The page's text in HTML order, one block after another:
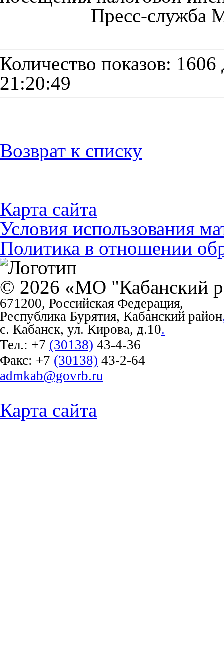
Пресс-
Количество показов: 1606
21:20:49
Возврат к списку
Карта сайта
Условия использования
Политика в отношении
© 2026 «МО "Кабанский
671200, Российская Федерация,
Республика Бурятия, Кабанский район
с. Кабанск, ул. Кирова, д.10.
Тел.: +7 (30138) 43-4-36
Факс: +7 (30138) 43-2-64
admkab@govrb.ru
Карта сайта